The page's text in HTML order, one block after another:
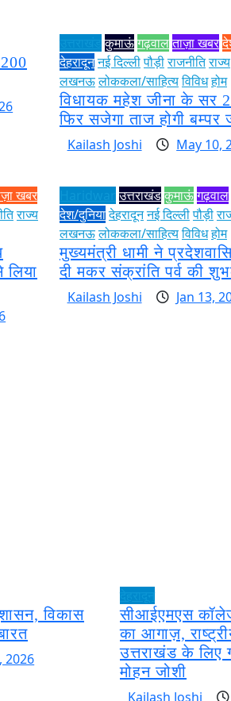
उत्तराखंड कुमाऊंगढ़वालताज़ा खबर
देहरादूननई दिल्लीपौड़ीराजनीतिराज्य
लखनऊलोककला/साहित्यविविधहोम
विधायक महेश जीना के सर
फिर सजेगा ताज होगी बम्पर
Kailash Joshi
May 10,
खबर
राज्य
उत्तराखंडकुमाऊंगढ़वाल
देश/दुनियादेहरादूननई दिल्लीपौड़ी
लखनऊलोककला/साहित्यविविधहोम
मुख्यमंत्री धामी ने
दी मकर संक्रांति पर्व की
Kailash Joshi
Jan 13,
विकास
2026
सीआईएमएस
का आगाज़,
उत्तराखंड के लिए
मोहन जोशी
Kailash Joshi